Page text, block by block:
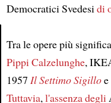
Article
Democratici Svedesi di
Tra le opere più
Pippi Calzelunghe,
1957 Il Settimo Sigilloe
Tuttavia, l'assenza degli